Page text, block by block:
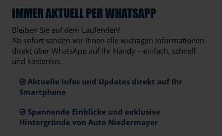
IMMER AKTUELL PER WHATSAPP
Bleiben Sie auf dem Laufenden!
Ab sofort senden wir Ihnen alle wichtigen Informationen
direkt über WhatsApp auf Ihr Handy – einfach, schnell
und kostenlos.
Aktuelle Infos und Updates direkt auf Ihr
Smartphone
Spannende Einblicke und exklusive
Hintergründe von Auto Niedermayer